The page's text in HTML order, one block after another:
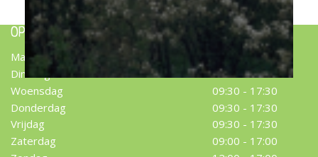
OPENINGSTIJDEN
Maandag
09:30 - 17:30
Dinsdag
09:30 - 17:30
Woensdag
09:30 - 17:30
Donderdag
09:30 - 17:30
Vrijdag
09:30 - 17:30
Zaterdag
09:00 - 17:00